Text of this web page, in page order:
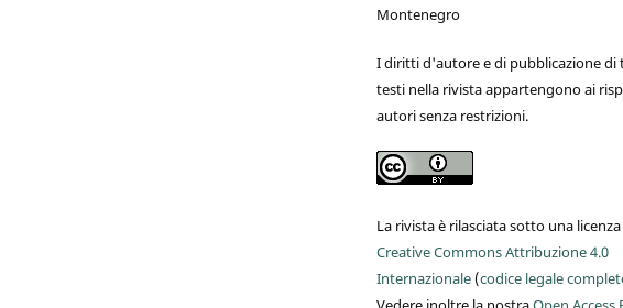
Montenegro
I diritti d'autore e di pubblicazione di
testi nella rivista appartengono ai
autori senza restrizioni.
La rivista è rilasciata sotto una licenza
Creative Commons Attribuzione 4.0
Internazionale (codice legale